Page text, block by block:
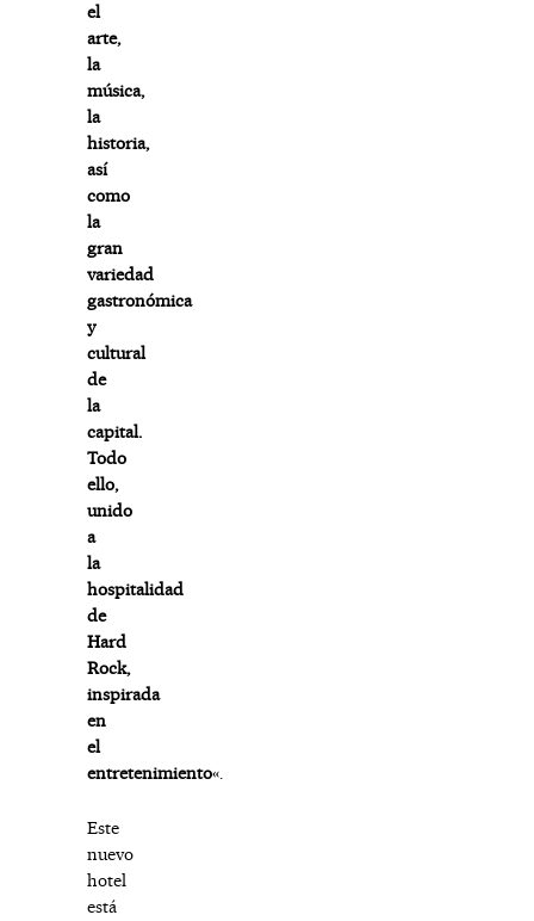
el
arte,
la
música,
la
historia,
así
como
la
gran
variedad
gastronómica
y
cultural
de
la
capital.
Todo
ello,
unido
a
la
hospitalidad
de
Hard
Rock,
inspirada
en
el
entretenimiento«.
Este
nuevo
hotel
está